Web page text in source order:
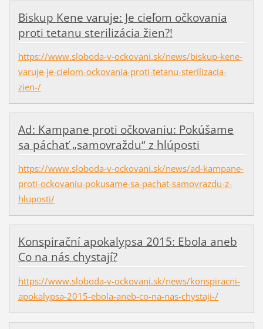
Biskup Kene varuje: Je cieľom očkovania
proti tetanu sterilizácia žien?!
https://www.sloboda-v-ockovani.sk/news/biskup-kene-
varuje-je-cielom-ockovania-proti-tetanu-sterilizacia-
zien-/
Ad: Kampane proti očkovaniu: Pokúšame
sa páchať „samovraždu“ z hlúposti
https://www.sloboda-v-ockovani.sk/news/ad-kampane-
proti-ockovaniu-pokusame-sa-pachat-samovrazdu-z-
hluposti/
Konspirační apokalypsa 2015: Ebola aneb
Co na nás chystají?
https://www.sloboda-v-ockovani.sk/news/konspiracni-
apokalypsa-2015-ebola-aneb-co-na-nas-chystaji-/